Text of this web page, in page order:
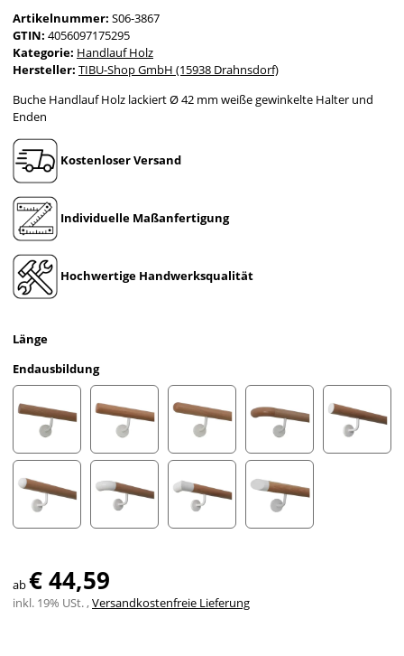
Artikelnummer: S06-3867
GTIN: 4056097175295
Kategorie: Handlauf Holz
Hersteller: TIBU-Shop GmbH (15938 Drahnsdorf)
Buche Handlauf Holz lackiert Ø 42 mm weiße gewinkelte Halter und
Enden
Kostenloser Versand
Individuelle Maßanfertigung
Hochwertige Handwerksqualität
Länge
Endausbildung
gefast Radius gefrästHalbkugeln gefrästHolzkrümmling
ab€ 44,59
inkl. 19% USt. ,Versandkostenfreie Lieferung